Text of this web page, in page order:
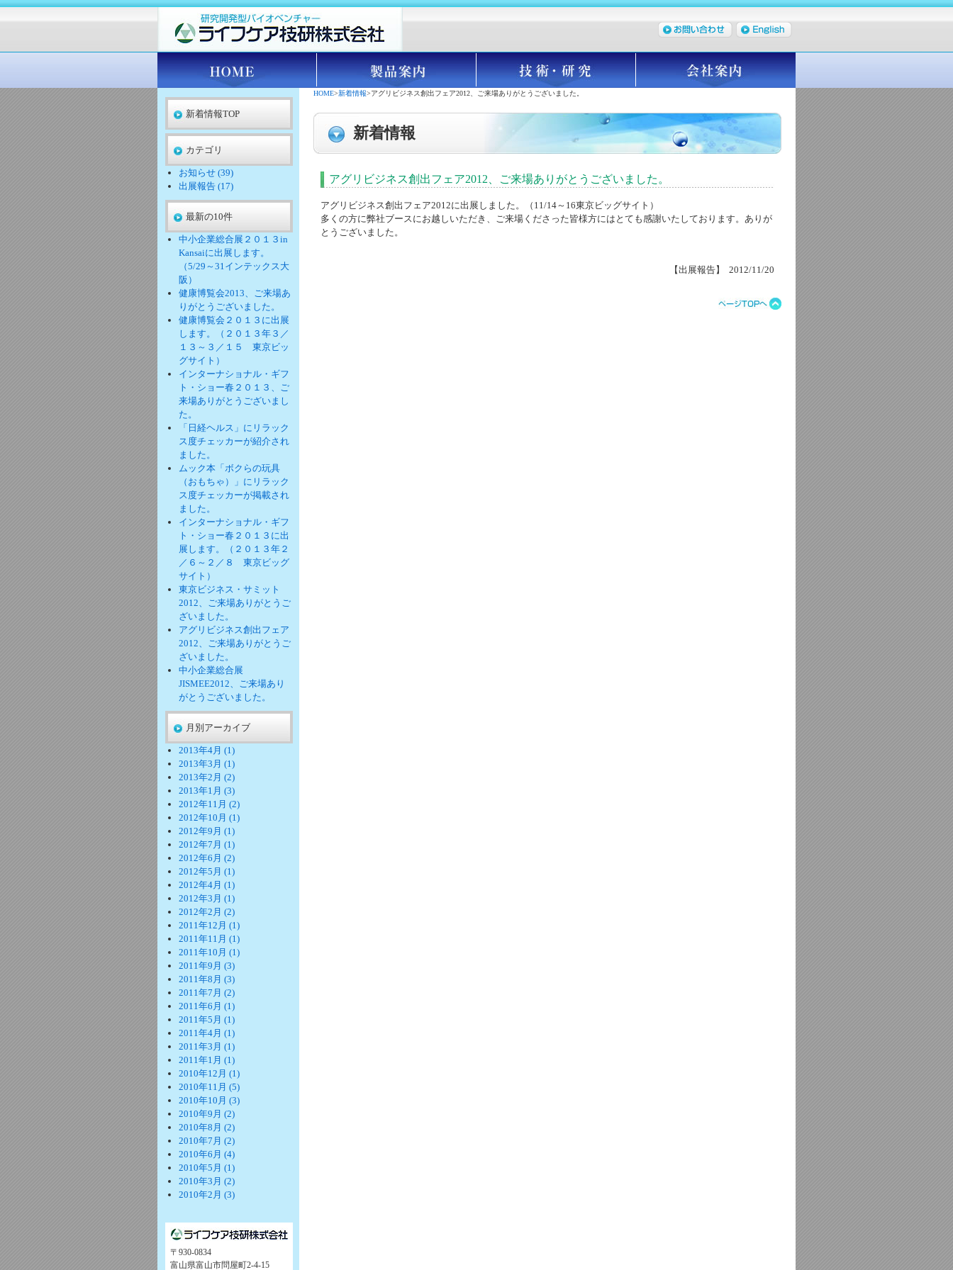
HOME>新着情報>アグリビジネス創出フェア2012、ご来場ありがとうございました。
新着情報
アグリビジネス創出フェア2012、ご来場ありがとうございました。
アグリビジネス創出フェア2012に出展しました。（11/14～16東京ビッグサイト）
多くの方に弊社ブースにお越しいただき、ご来場くださった皆様方にはとても感謝いたしております。ありが
とうございました。
【出展報告】 2012/11/20
新着情報TOP
カテゴリ
お知らせ (39)
出展報告 (17)
最新の10件
中小企業総合展２０１３in
Kansaiに出展します。
（5/29～31インテックス大
阪）
健康博覧会2013、ご来場あ
りがとうございました。
健康博覧会２０１３に出展
します。（２０１３年３／
１３～３／１５ 東京ビッ
グサイト）
インターナショナル・ギフ
ト・ショー春２０１３、ご
来場ありがとうございまし
た。
「日経ヘルス」にリラック
ス度チェッカーが紹介され
ました。
ムック本「ボクらの玩具
（おもちゃ）」にリラック
ス度チェッカーが掲載され
ました。
インターナショナル・ギフ
ト・ショー春２０１３に出
展します。（２０１３年２
／６～２／８ 東京ビッグ
サイト）
東京ビジネス・サミット
2012、ご来場ありがとうご
ざいました。
アグリビジネス創出フェア
2012、ご来場ありがとうご
ざいました。
中小企業総合展
JISMEE2012、ご来場あり
がとうございました。
月別アーカイブ
2013年4月 (1)
2013年3月 (1)
2013年2月 (2)
2013年1月 (3)
2012年11月 (2)
2012年10月 (1)
2012年9月 (1)
2012年7月 (1)
2012年6月 (2)
2012年5月 (1)
2012年4月 (1)
2012年3月 (1)
2012年2月 (2)
2011年12月 (1)
2011年11月 (1)
2011年10月 (1)
2011年9月 (3)
2011年8月 (3)
2011年7月 (2)
2011年6月 (1)
2011年5月 (1)
2011年4月 (1)
2011年3月 (1)
2011年1月 (1)
2010年12月 (1)
2010年11月 (5)
2010年10月 (3)
2010年9月 (2)
2010年8月 (2)
2010年7月 (2)
2010年6月 (4)
2010年5月 (1)
2010年3月 (2)
2010年2月 (3)
〒930-0834
富山県富山市問屋町2-4-15